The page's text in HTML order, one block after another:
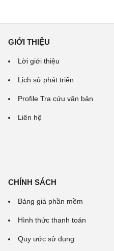
GIỚI THIỆU
Lời giới thiệu
Lịch sử phát triển
Profile Tra cứu văn bản
Liên hệ
CHÍNH SÁCH
Bảng giá phần mềm
Hình thức thanh toán
Quy ước sử dụng